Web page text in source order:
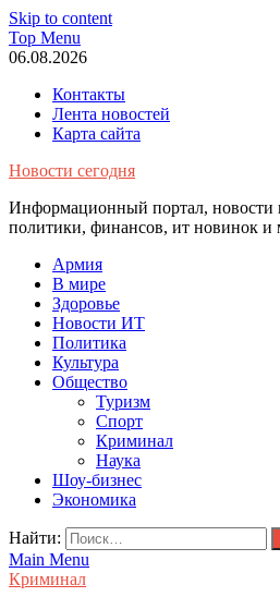
Skip to content
Top Menu
06.08.2026
Контакты
Лента новостей
Карта сайта
Новости сегодня
Информационный портал, новости
политики, финансов, ит новинок и
Армия
В мире
Здоровье
Новости ИТ
Политика
Культура
Общество
Туризм
Спорт
Криминал
Наука
Шоу-бизнес
Экономика
Найти:
Main Menu
Криминал